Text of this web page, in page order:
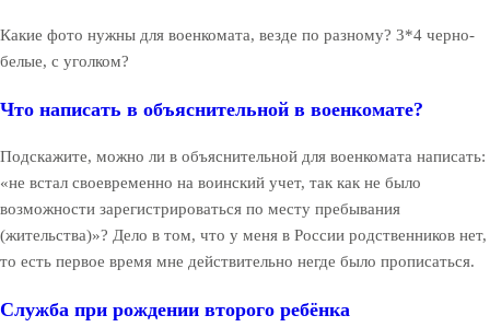
Какие фото нужны для военкомата, везде по разному? 3*4 черно-
белые, с уголком?
Что написать в объяснительной в военкомате?
Подскажите, можно ли в объяснительной для военкомата написать:
«не встал своевременно на воинский учет, так как не было
возможности зарегистрироваться по месту пребывания
(жительства)»? Дело в том, что у меня в России родственников нет,
то есть первое время мне действительно негде было прописаться.
Служба при рождении второго ребёнка